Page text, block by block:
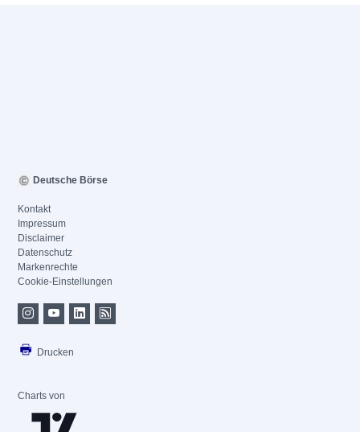
Deutsche Börse
Kontakt
Impressum
Disclaimer
Datenschutz
Markenrechte
Cookie-Einstellungen
Drucken
Charts von